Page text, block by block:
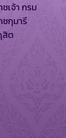
เจ้า กรม
ชกุมารี
สิต